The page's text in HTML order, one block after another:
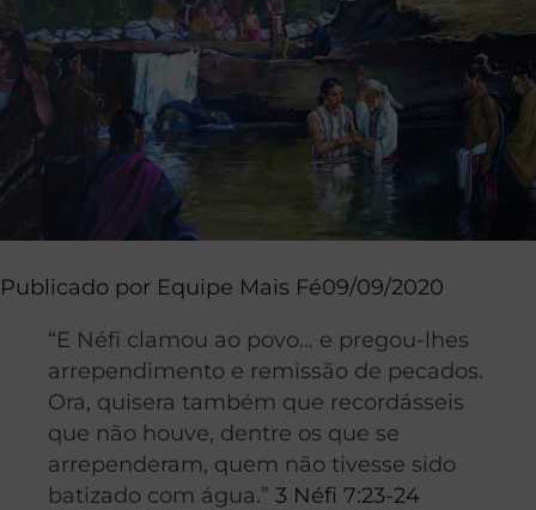
Publicado por Equipe Mais Fé09/09/2020
“E Néfi clamou ao povo… e pregou-lhes
arrependimento e remissão de pecados.
Ora, quisera também que recordásseis
que não houve, dentre os que se
arrependeram, quem não tivesse sido
batizado com água.” 3 Néfi 7:23-24